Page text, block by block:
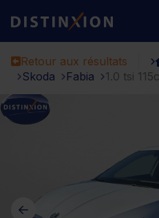
Distinxion
Retour aux résultats
Skoda
Fabia 1.0 tsi